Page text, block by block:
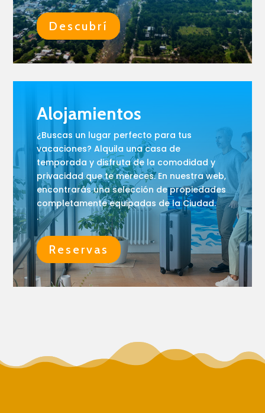
Descubrí
Alojamientos
¿Buscas un lugar perfecto para tus
vacaciones? Alquila una casa de
temporada y disfruta de la comodidad y
privacidad que te mereces. En nuestra web,
encontrarás una selección de propiedades
completamente equipadas de la Ciudad.
.
Reservas